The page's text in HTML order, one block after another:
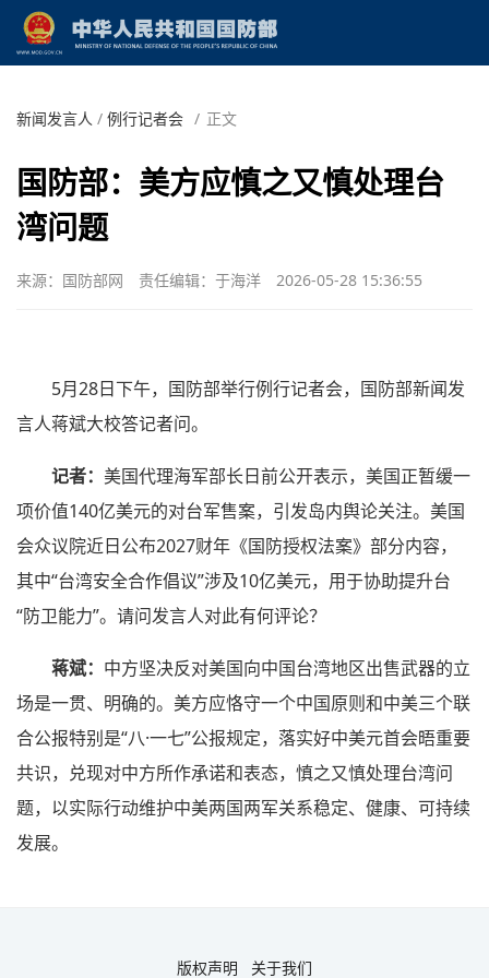
新闻发言人 / 例行记者会 / 正文
国防部：美方应慎之又慎处理台
湾问题
来源：国防部网 责任编辑：于海洋 2026-05-28 15:36:55
5月28日下午，国防部举行例行记者会，国防部新闻发
言人蒋斌大校答记者问。
记者： 美国代理海军部长日前公开表示，美国正暂缓一
项价值140亿美元的对台军售案，引发岛内舆论关注。美国
会众议院近日公布2027财年《国防授权法案》部分内容，
其中“台湾安全合作倡议”涉及10亿美元，用于协助提升台
“防卫能力”。请问发言人对此有何评论？
蒋斌： 中方坚决反对美国向中国台湾地区出售武器的立
场是一贯、明确的。美方应恪守一个中国原则和中美三个联
合公报特别是“八·一七”公报规定，落实好中美元首会晤重要
共识，兑现对中方所作承诺和表态，慎之又慎处理台湾问
题，以实际行动维护中美两国两军关系稳定、健康、可持续
发展。
版权声明 关于我们